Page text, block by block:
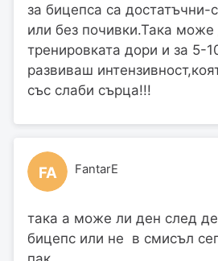
за бицепса са
или без почивки.Така
тренировката дори и за 5-
развиваш
със слаби сърца!!!
FA FantarE
така а може ли ден след
бицепс или не в смисъл